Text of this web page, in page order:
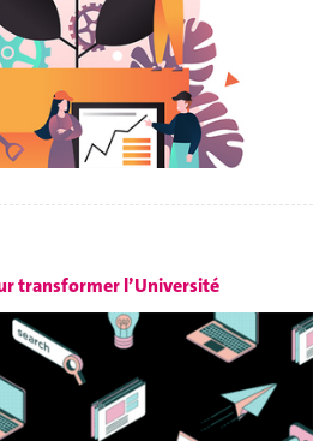
transformer l’Université